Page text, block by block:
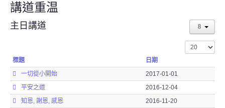
講道重温
主日講道
顯示數目
標題
日期
一切從小開始
2017-01-01
平安之道
2016-12-04
知恩, 謝恩, 感恩
2016-11-20